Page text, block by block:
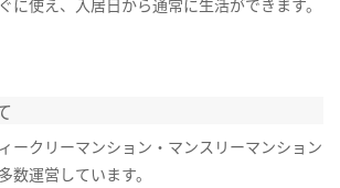
に使え、入居日から通常に生活ができます。
ークリーマンション・マンスリーマンション
数運営しています。